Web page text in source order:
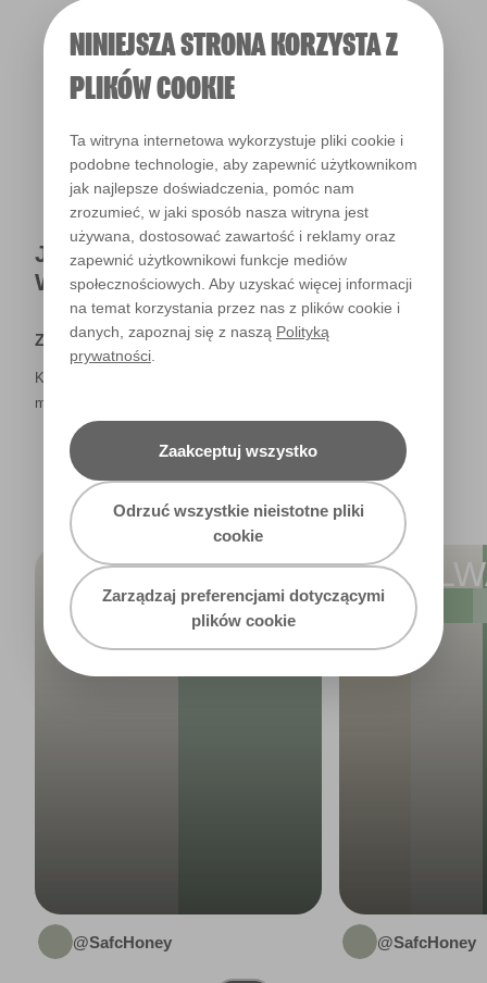
NINIEJSZA STRONA KORZYSTA Z
PLIKÓW COOKIE
Ta witryna internetowa wykorzystuje pliki cookie i
podobne technologie, aby zapewnić użytkownikom
jak najlepsze doświadczenia, pomóc nam
zrozumieć, w jaki sposób nasza witryna jest
używana, dostosować zawartość i reklamy oraz
zapewnić użytkownikowi funkcje mediów
społecznościowych. Aby uzyskać więcej informacji
na temat korzystania przez nas z plików cookie i
danych, zapoznaj się z naszą Polityką
prywatności
Zaakceptuj wszystko
Odrzuć wszystkie nieistotne pliki
cookie
Zarządzaj preferencjami dotyczącymi
plików cookie
JAK NAPRAWDĘ KOLOR BĘDZIE
WYGLĄDAŁ W TWOIM DOMU?
Zastrzeżenie
Kolory, które są widoczne na monitorze i/lub kolory drukowane,
mogą się różnić od rzeczywistych, dostępnych w sklepach.
HALLWAY 2
@SafcHoney @SafcHoney